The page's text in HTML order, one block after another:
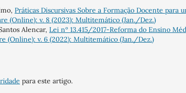
Práticas Discursivas Sobre a Formação Docente para
(Online): v. 8 (2023): Multitemático (Jan./Dez.)
Alencar, Lei nº 13.415/2017-Reforma do Ensino
(Online): v. 6 (2022): Multitemático (Jan./Dez.)
para este artigo.